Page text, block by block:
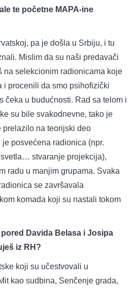
te početne MAPA-ine
pa je došla u Srbiju, i tu
Mislim da su naši predavači
na selekcionim radionicama koje
i procenili da smo psihofizički
čeka u budućnosti. Rad sa telom i
su bile svakodnevne, tako je
prelazilo na teorijski deo
posvećena radionica (npr.
stvaranje projekcija),
radu u manjim grupama. Svaka
se završavala
komada koji su nastali tokom
Davida Belasa i Josipa
iz RH?
koji su učestvovali u
kao sudbina, Senčenje grada,